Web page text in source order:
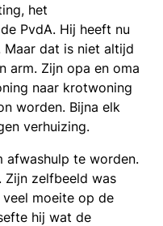
het
PvdA. Hij heeft nu
Maar dat is niet altijd
arm. Zijn opa en oma
naar krotwoning
worden. Bijna elk
verhuizing.
afwashulp te worden.
Zijn zelfbeeld was
veel moeite op de
hij wat de